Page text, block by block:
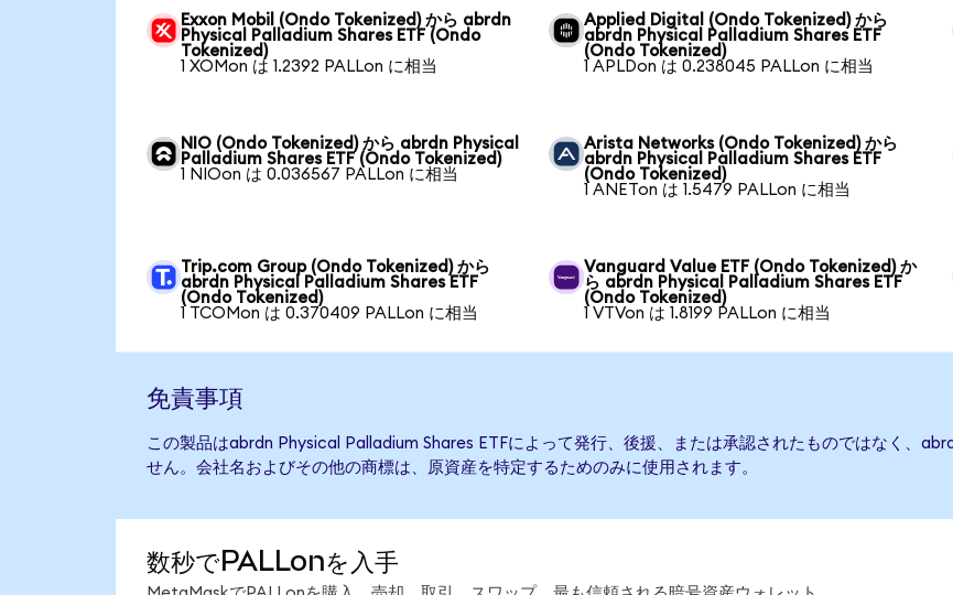
Exxon Mobil (Ondo Tokenized) から abrdn
Physical Palladium Shares ETF (Ondo
Tokenized)
1 XOMon は 1.2392 PALLon に相当
Applied Digital (Ondo Tokenized) から
abrdn Physical Palladium Shares ETF
(Ondo Tokenized)
1 APLDon は 0.238045 PALLon に相当
NIO (Ondo Tokenized) から abrdn Physical
Palladium Shares ETF (Ondo Tokenized)
1 NIOon は 0.036567 PALLon に相当
Arista Networks (Ondo Tokenized) から
abrdn Physical Palladium Shares ETF
(Ondo Tokenized)
1 ANETon は 1.5479 PALLon に相当
Trip.com Group (Ondo Tokenized) から
abrdn Physical Palladium Shares ETF
(Ondo Tokenized)
1 TCOMon は 0.370409 PALLon に相当
Vanguard Value ETF (Ondo Tokenized) か
ら abrdn Physical Palladium Shares ETF
(Ondo Tokenized)
1 VTVon は 1.8199 PALLon に相当
免責事項
この製品はabrdn Physical Palladium Shares ETFによって発行、後援、または承認されたものではなく、
せん。会社名およびその他の商標は、原資産を特定するためのみに使用されます。
数秒でPALLonを入手